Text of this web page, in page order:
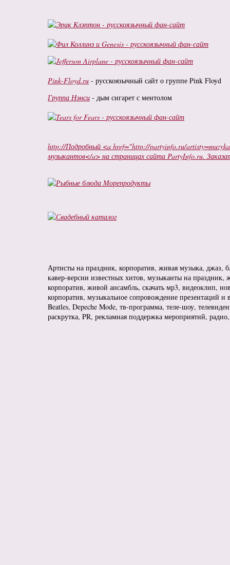
Pink-Floyd.ru - русскоязычный сайт о группе Pink Floyd
Группа Нэнси - дым сигарет с ментолом
http://Подробный <a href="http://partyinfo.ru/
музыкантов</a> на страницах сайта PartyInfo.ru.
Артисты на праздник, корпоратив, живая музыка, джаз,
кавер-версии известных хитов, музыканты на праздник,
корпоратив, живой ансамбль, скачать мр3, видеоклип,
корпоратив, музыкальное сопровождение презентаций и
Beatles, Depeche Mode, тв-программа, теле-шоу,
раскрутка, PR, рекламная поддержка мероприятий,